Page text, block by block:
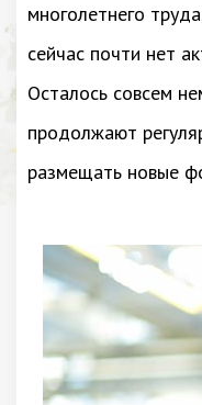
многолетнего
сейчас почти нет
Осталось совсем
продолжают
размещать новые